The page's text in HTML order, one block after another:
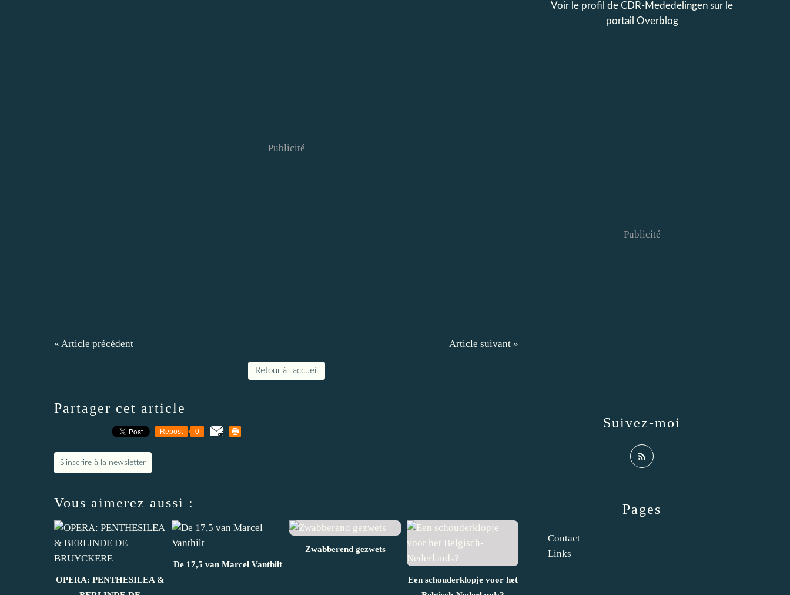
Publicité
« Article précédent Article suivant »
Retour à l'accueil
Partager cet article
Repost 0
S'inscrire à la newsletter
Vous aimerez aussi :
OPERA: PENTHESILEA &
De 17,5 van Marcel Vanthilt
Zwabberend gezwets
Een schouderklopje voor het
Pages
Contact
Links
Voir le profil de CDR-Mededelingen sur le
portail Overblog
Suivez-moi
Publicité